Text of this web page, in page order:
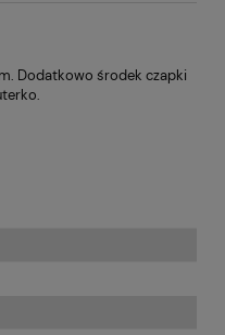
Dodatkowo środek czapki